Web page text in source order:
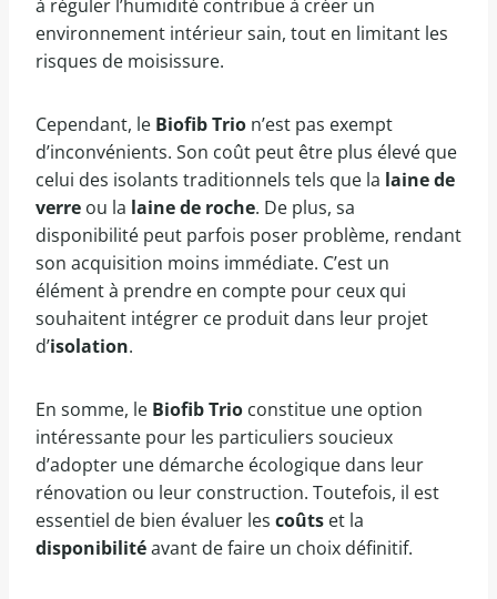
à réguler l’humidité contribue à créer un
environnement intérieur sain, tout en limitant les
risques de moisissure.
Cependant, le Biofib Trio n’est pas exempt
d’inconvénients. Son coût peut être plus élevé que
celui des isolants traditionnels tels que la laine de
verre ou la laine de roche. De plus, sa
disponibilité peut parfois poser problème, rendant
son acquisition moins immédiate. C’est un
élément à prendre en compte pour ceux qui
souhaitent intégrer ce produit dans leur projet
d’isolation.
En somme, le Biofib Trio constitue une option
intéressante pour les particuliers soucieux
d’adopter une démarche écologique dans leur
rénovation ou leur construction. Toutefois, il est
essentiel de bien évaluer les coûts et la
disponibilitéavant de faire un choix définitif.